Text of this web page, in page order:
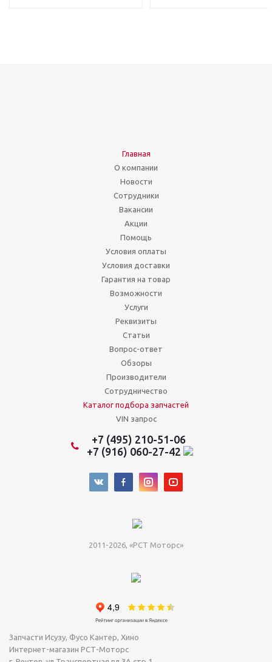
Главная
О компании
Новости
Сотрудники
Вакансии
Акции
Помощь
Условия оплаты
Условия доставки
Гарантия на товар
Возможности
Услуги
Реквизиты
Статьи
Вопрос-ответ
Обзоры
Производители
Сотрудничество
Каталог подбора запчастей
VIN запрос
+7 (495) 210-51-06
+7 (916) 060-27-42
2011-2026, «РСТ Моторс»
Запчасти Исузу, Фусо Кантер, Хино
Интернет-магазин РСТ-Моторс